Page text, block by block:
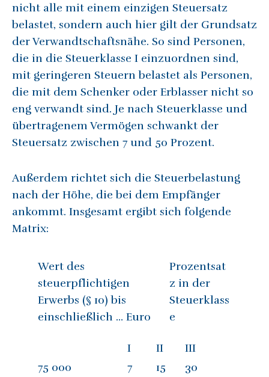
nicht alle mit einem einzigen Steuersatz
belastet, sondern auch hier gilt der Grundsatz
der Verwandtschaftsnähe. So sind Personen,
die in die Steuerklasse I einzuordnen sind,
mit geringeren Steuern belastet als Personen,
die mit dem Schenker oder Erblasser nicht so
eng verwandt sind. Je nach Steuerklasse und
übertragenem Vermögen schwankt der
Steuersatz zwischen 7 und 50 Prozent.
Außerdem richtet sich die Steuerbelastung
nach der Höhe, die bei dem Empfänger
ankommt. Insgesamt ergibt sich folgende
Matrix:
Wert des
steuerpflichtigen
Erwerbs (§ 10) bis
einschließlich … Euro
Prozentsat
z in der
Steuerklass
e
I II
III
75 000
7 15
30